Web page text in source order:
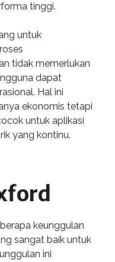
tinggi.
untuk
tidak memerlukan
dapat
Hal ini
ekonomis tetapi
untuk aplikasi
yang kontinu.
keunggulan
sangat baik untuk
ini